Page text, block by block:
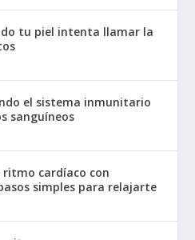
tu piel intenta llamar la
el sistema inmunitario
sanguíneos
cardíaco con
simples para relajarte